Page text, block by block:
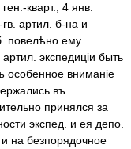
кварт.; 4 янв.
артил. б-на и
повелѣно ему
экспедиціи быть
особенное вниманіе
въ
принялся за
экспед. и ея депо.
на безпорядочное